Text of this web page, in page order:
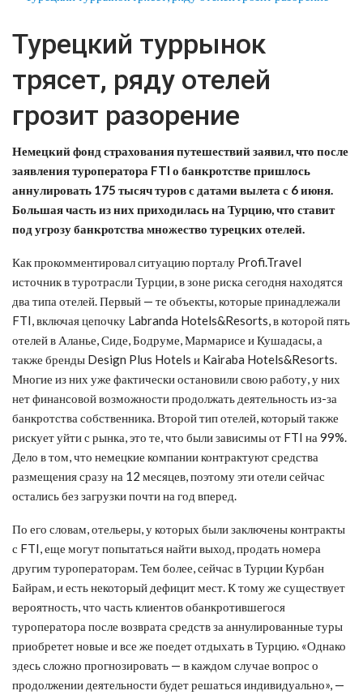
Турецкий туррынок
трясет, ряду отелей
грозит разорение
Немецкий фонд страхования путешествий заявил, что после
заявления туроператора FTI о банкротстве пришлось
аннулировать 175 тысяч туров с датами вылета с 6 июня.
Большая часть из них приходилась на Турцию, что ставит
под угрозу банкротства множество турецких отелей.
Как прокомментировал ситуацию порталу Profi.Travel
источник в туротрасли Турции, в зоне риска сегодня находятся
два типа отелей. Первый — те объекты, которые принадлежали
FTI, включая цепочку Labranda Hotels&Resorts, в которой пять
отелей в Аланье, Сиде, Бодруме, Мармарисе и Кушадасы, а
также бренды Design Plus Hotels и Kairaba Hotels&Resorts.
Многие из них уже фактически остановили свою работу, у них
нет финансовой возможности продолжать деятельность из-за
банкротства собственника. Второй тип отелей, который также
рискует уйти с рынка, это те, что были зависимы от FTI на 99%.
Дело в том, что немецкие компании контрактуют средства
размещения сразу на 12 месяцев, поэтому эти отели сейчас
остались без загрузки почти на год вперед.
По его словам, отельеры, у которых были заключены контракты
с FTI, еще могут попытаться найти выход, продать номера
другим туроператорам. Тем более, сейчас в Турции Курбан
Байрам, и есть некоторый дефицит мест. К тому же существует
вероятность, что часть клиентов обанкротившегося
туроператора после возврата средств за аннулированные туры
приобретет новые и все же поедет отдыхать в Турцию. «Однако
здесь сложно прогнозировать — в каждом случае вопрос о
продолжении деятельности будет решаться индивидуально», —